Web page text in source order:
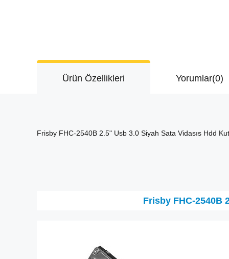
Ürün Özellikleri Yorumlar(0)
Frisby FHC-2540B 2.5" Usb 3.0 Siyah Sata Vidasıs Hdd
Frisby FHC-2540B